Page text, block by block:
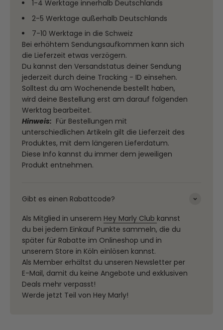
1-4 Werktage innerhalb Deutschlands
2-5 Werktage außerhalb Deutschlands
7-10 Werktage in die Schweiz
Bei erhöhtem Sendungsaufkommen kann sich
die Lieferzeit etwas verzögern.
Du kannst den Versandstatus deiner Sendung
jederzeit durch deine Tracking - ID einsehen.
Solltest du am Wochenende bestellt haben,
wird deine Bestellung erst am darauf folgenden
Werktag bearbeitet.
Hinweis: Für Bestellungen mit
unterschiedlichen Artikeln gilt die Lieferzeit des
Produktes, mit dem längeren Lieferdatum.
Diese Info kannst du immer dem jeweiligen
Produkt entnehmen.
Gibt es einen Rabattcode?
Als Mitglied in unserem Hey Marly Club kannst
du bei jedem Einkauf Punkte sammeln, die du
später für Rabatte im Onlineshop und in
unserem Store in Köln einlösen kannst.
Als Member erhältst du unseren Newsletter per
E-Mail, damit du keine Angebote und exklusiven
Deals mehr verpasst!
Werde jetzt Teil von Hey Marly!